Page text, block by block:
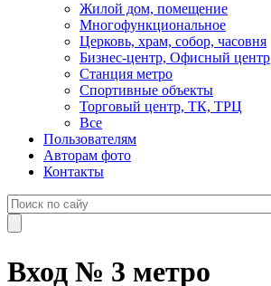
Жилой дом, помещение
Многофункциональное
Церковь, храм, собор, часовня
Бизнес-центр, Офисный центр
Станция метро
Спортивные объекты
Торговый центр, ТК, ТРЦ
Все
Пользователям
Авторам фото
Контакты
Вход № 3 метро